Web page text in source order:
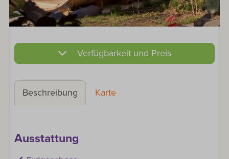
Verfügbarkeit und Preis
Beschreibung Karte
Ausstattung